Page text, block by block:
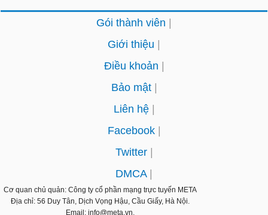
Gói thành viên
Giới thiệu
Điều khoản
Bảo mật
Liên hệ
Facebook
Twitter
DMCA
Cơ quan chủ quản: Công ty cổ phần mạng trực tuyến META
Địa chỉ: 56 Duy Tân, Dịch Vọng Hậu, Cầu Giấy, Hà Nội.
Email: info@meta.vn.